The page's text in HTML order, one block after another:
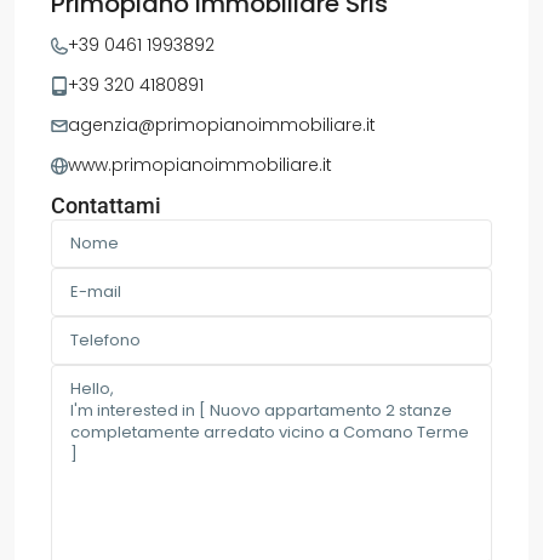
+39 0461 1993892
+39 320 4180891
agenzia@primopianoimmobiliare.it
www.primopianoimmobiliare.it
Contattami